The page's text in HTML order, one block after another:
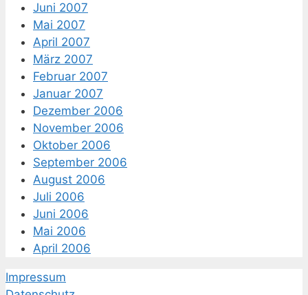
Juni 2007
Mai 2007
April 2007
März 2007
Februar 2007
Januar 2007
Dezember 2006
November 2006
Oktober 2006
September 2006
August 2006
Juli 2006
Juni 2006
Mai 2006
April 2006
Impressum